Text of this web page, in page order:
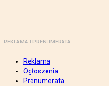
REKLAMA I PRENUMERATA
Reklama
Ogłoszenia
Prenumerata